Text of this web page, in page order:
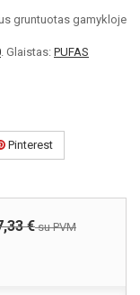
gruntuotas gamykloje
. Glaistas: PUFAS
Pinterest
€su PVM